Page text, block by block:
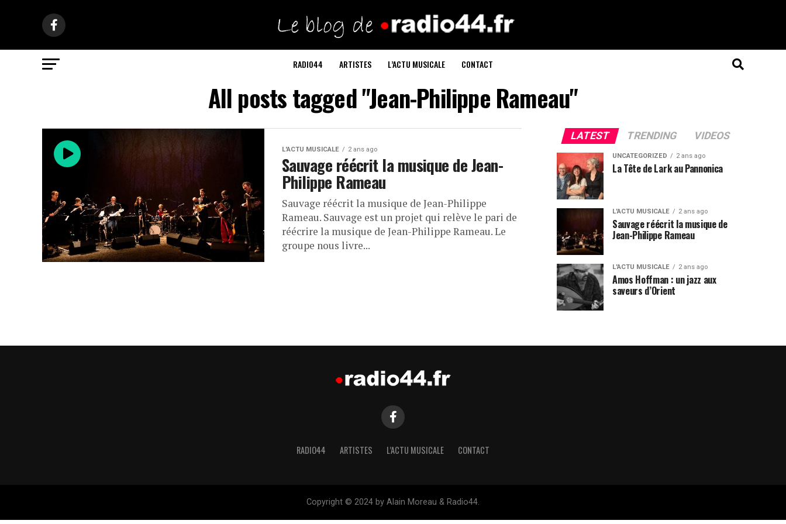
RADIO44 ARTISTES L’ACTU MUSICALE CONTACT
All posts tagged "Jean-Philippe Rameau"
L'ACTU MUSICALE 2 ans ago
Sauvage réécrit la musique de Jean-
Philippe Rameau
Sauvage réécrit la musique de Jean-Philippe
Rameau. Sauvage est un projet qui relève le pari de
réécrire la musique de Jean-Philippe Rameau. Le
groupe nous livre...
LATEST TRENDING VIDEOS
UNCATEGORIZED 2 ans ago
La Tête de Lark au Pannonica
L'ACTU MUSICALE 2 ans ago
Sauvage réécrit la musique de
Jean-Philippe Rameau
L'ACTU MUSICALE 2 ans ago
Amos Hoffman : un jazz aux
saveurs d’Orient
RADIO44 ARTISTES L’ACTU MUSICALE CONTACT
Copyright © 2024 by Alain Moreau & Radio44.